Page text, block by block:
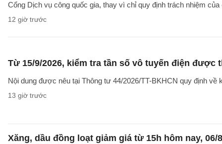
Cổng Dịch vụ công quốc gia, thay vì chỉ quy định trách nhiệm
12 giờ trước
Từ 15/9/2026, kiểm tra tần số vô tuyến điện được
Nội dung được nêu tại Thông tư 44/2026/TT-BKHCN quy định
13 giờ trước
Xăng, dầu đồng loạt giảm giá từ 15h hôm nay, 06/